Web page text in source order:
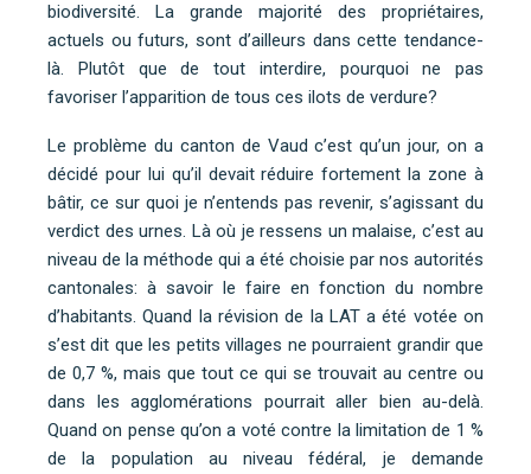
biodiversité. La grande majorité des propriétaires,
actuels ou futurs, sont d’ailleurs dans cette tendance-
là. Plutôt que de tout interdire, pourquoi ne pas
favoriser l’apparition de tous ces ilots de verdure?
Le problème du canton de Vaud c’est qu’un jour, on a
décidé pour lui qu’il devait réduire fortement la zone à
bâtir, ce sur quoi je n’entends pas revenir, s’agissant du
verdict des urnes. Là où je ressens un malaise, c’est au
niveau de la méthode qui a été choisie par nos autorités
cantonales: à savoir le faire en fonction du nombre
d’habitants. Quand la révision de la LAT a été votée on
s’est dit que les petits villages ne pourraient grandir que
de 0,7 %, mais que tout ce qui se trouvait au centre ou
dans les agglomérations pourrait aller bien au-delà.
Quand on pense qu’on a voté contre la limitation de 1 %
de la population au niveau fédéral, je demande